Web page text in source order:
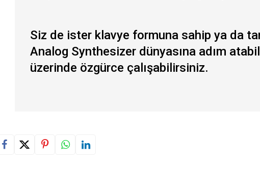
Siz de ister klavye formuna sahip ya da
Analog Synthesizer dünyasına adım
üzerinde özgürce çalışabilirsiniz.